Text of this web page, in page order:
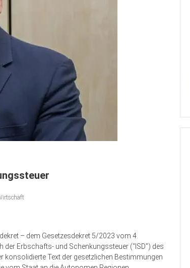
– dem Gesetzesdekret 5/2023 vom 4.
der Erbschafts- und Schenkungssteuer (“ISD”) des
konsolidierte Text der gesetzlichen Bestimmungen